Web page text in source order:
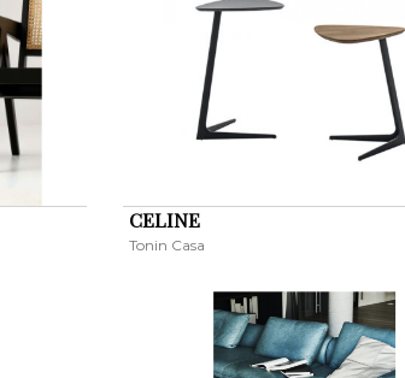
CELINE
Tonin Casa